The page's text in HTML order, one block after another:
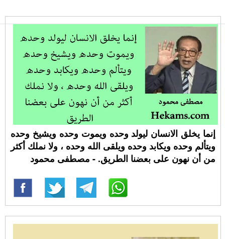
إنما يخلق الانسان ليولد وحده ويموت وحده ويشيخ وحده
ويتألم وحده ويكابد وحده ويلقى الله وحده ، ولا نملك أكثر
من أن نهون على بعضنا الطريق. - مصطفى محمود